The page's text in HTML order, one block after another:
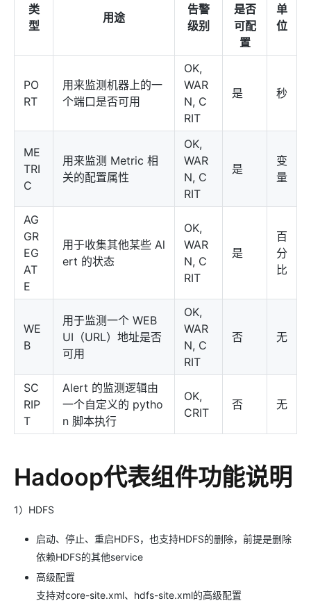
类
型
用途
告警
级别
是否
可配
置
单
位
PO
RT
用来监测机器上的一
个端口是否可用
OK,
WAR
N, C
RIT
是 秒
ME
TRI
C
用来监测 Metric 相
关的配置属性
OK,
WAR
N, C
RIT
是
变
量
AG
GR
EG
AT
E
用于收集其他某些 Al
ert 的状态
OK,
WAR
N, C
RIT
是
百
分
比
WE
B
用于监测一个 WEB
UI（URL）地址是否
可用
OK,
WAR
N, C
RIT
否 无
SC
RIP
T
Alert 的监测逻辑由
一个自定义的 pytho
n 脚本执行
OK,
CRIT
否 无
Hadoop代表组件功能说明
1）HDFS
启动、停止、重启HDFS，也支持HDFS的删除，前提是删除
依赖HDFS的其他service
高级配置
支持对core-site.xml、hdfs-site.xml的高级配置